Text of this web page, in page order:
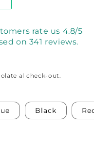
rate us 4.8/5
on 341 reviews.
al check-out.
Black